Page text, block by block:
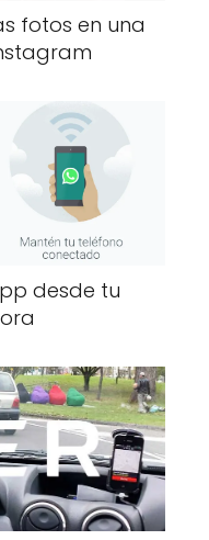
fotos en una
desde tu